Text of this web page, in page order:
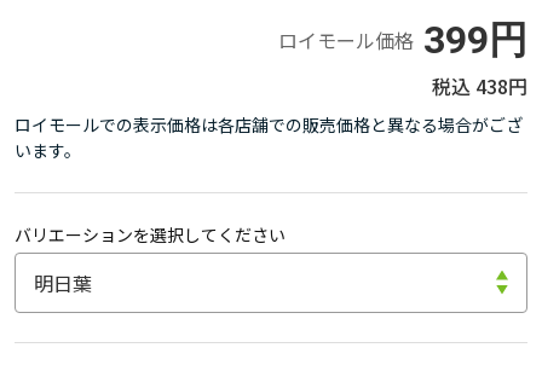
ロイモール価格 399円
438円
ロイモールでの表示価格は各店舗での販売価格と異なる場合がござ
います。
バリエーションを選択してください